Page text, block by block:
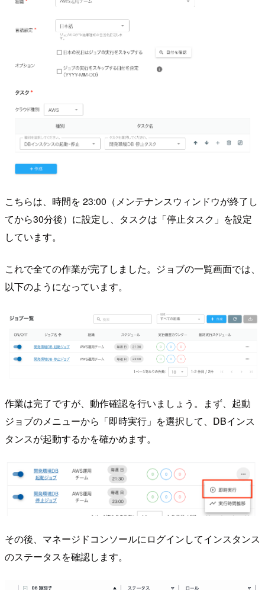
こちらは、時間を 23:00（メンテナンスウィンドウが終了し
てから30分後）に設定し、タスクは「停止タスク」を設定
しています。
これで全ての作業が完了しました。ジョブの一覧画面では、
以下のようになっています。
作業は完了ですが、動作確認を行いましょう。まず、起動
ジョブのメニューから「即時実行」を選択して、DBインス
タンスが起動するかを確かめます。
その後、マネージドコンソールにログインしてインスタンス
のステータスを確認します。